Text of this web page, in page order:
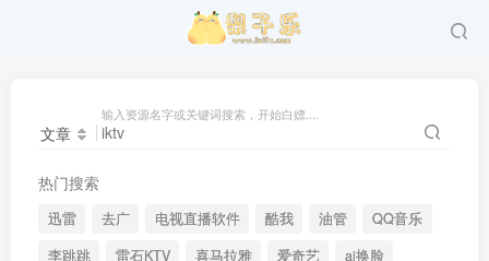
文章
输入资源名字或关键词搜索，开始白嫖....
热门搜索
迅雷 去广 电视直播软件 酷我 油管
QQ音乐
李跳跳
雷石KTV 喜马拉雅 爱奇艺
ai换脸